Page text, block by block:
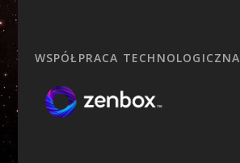
WSPÓŁPRACA TECHNOLOGICZNA